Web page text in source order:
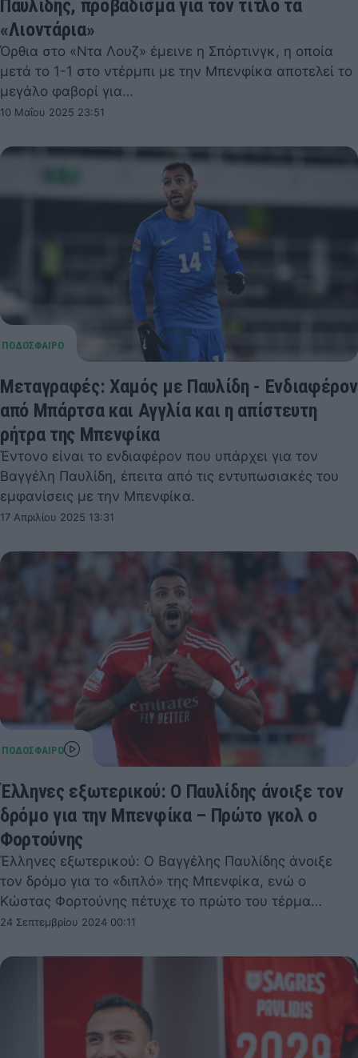
Παυλίδης, προβάδισμα για τον τίτλο τα
«Λιοντάρια»
Όρθια στο «Ντα Λουζ» έμεινε η Σπόρτινγκ, η οποία
μετά το 1-1 στο ντέρμπι με την Μπενφίκα αποτελεί το
μεγάλο φαβορί για…
10 Μαΐου 2025 23:51
Μεταγραφές: Χαμός με Παυλίδη - Ενδιαφέρον
από Μπάρτσα και Αγγλία και η απίστευτη
ρήτρα της Μπενφίκα
Έντονο είναι το ενδιαφέρον που υπάρχει για τον
Βαγγέλη Παυλίδη, έπειτα από τις εντυπωσιακές του
εμφανίσεις με την Μπενφίκα.
17 Απριλίου 2025 13:31
Έλληνες εξωτερικού: Ο Παυλίδης άνοιξε τον
δρόμο για την Μπενφίκα – Πρώτο γκολ ο
Φορτούνης
Έλληνες εξωτερικού: Ο Βαγγέλης Παυλίδης άνοιξε
τον δρόμο για το «διπλό» της Μπενφίκα, ενώ ο
Κώστας Φορτούνης πέτυχε το πρώτο του τέρμα…
24 Σεπτεμβρίου 2024 00:11